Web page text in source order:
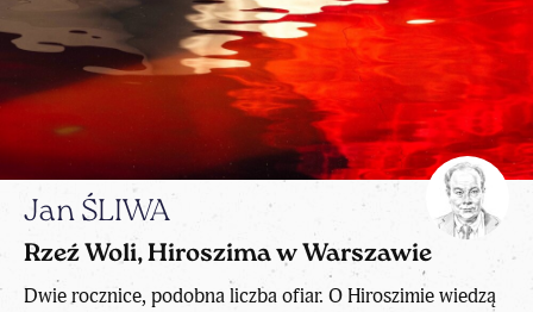
Jan ŚLIWA
Rzeź Woli, Hiroszima w Warszawie
Dwie rocznice, podobna liczba ofiar. O Hiroszimie wiedzą